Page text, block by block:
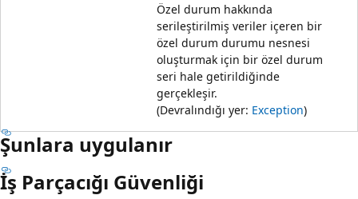
Özel durum hakkında
serileştirilmiş veriler içeren bir
özel durum durumu nesnesi
oluşturmak için bir özel durum
seri hale getirildiğinde
gerçekleşir.
(Devralındığı yer: Exception)
Şunlara uygulanır
İş Parçacığı Güvenliği